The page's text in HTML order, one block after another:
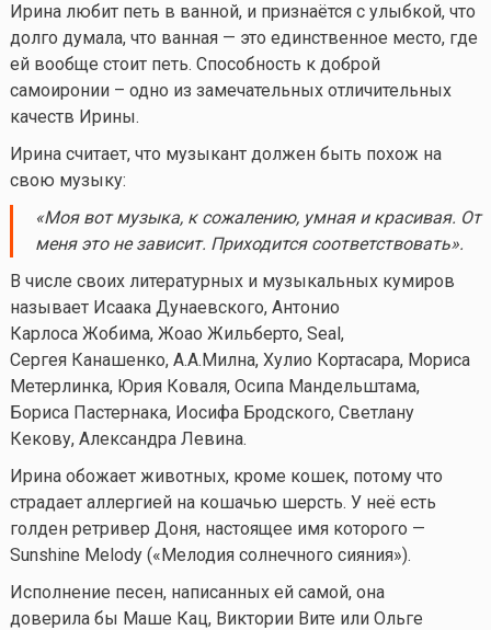
Ирина любит петь в ванной, и признаётся с улыбкой, что
долго думала, что ванная — это единственное место, где
ей вообще стоит петь. Способность к доброй
самоиронии – одно из замечательных отличительных
качеств Ирины.
Ирина считает, что музыкант должен быть похож на
свою музыку:
«Моя вот музыка, к сожалению, умная и красивая. От
меня это не зависит. Приходится соответствовать».
В числе своих литературных и музыкальных кумиров
называет Исаака Дунаевского, Антонио
Карлоса Жобима, Жоао Жильберто, Seal,
Сергея Канашенко, А.А.Милна, Хулио Кортасара, Мориса
Метерлинка, Юрия Коваля, Осипа Мандельштама,
Бориса Пастернака, Иосифа Бродского, Светлану
Кекову, Александра Левина.
Ирина обожает животных, кроме кошек, потому что
страдает аллергией на кошачью шерсть. У неё есть
голден ретривер Доня, настоящее имя которого —
Sunshine Melody («Мелодия солнечного сияния»).
Исполнение песен, написанных ей самой, она
доверила бы Маше Кац, Виктории Вите или Ольге